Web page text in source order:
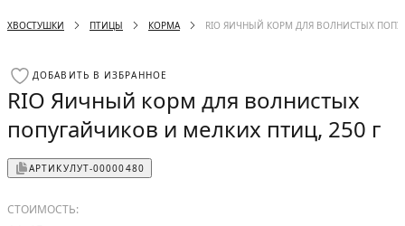
ХВОСТУШКИ ПТИЦЫ КОРМА RIO ЯИЧНЫЙ КОРМ ДЛЯ ВОЛНИСТЫХ
ДОБАВИТЬ В ИЗБРАННОЕ
RIO Яичный корм для волнистых
попугайчиков и мелких птиц, 250 г
АРТИКУЛУТ-00000480
СТОИМОСТЬ: